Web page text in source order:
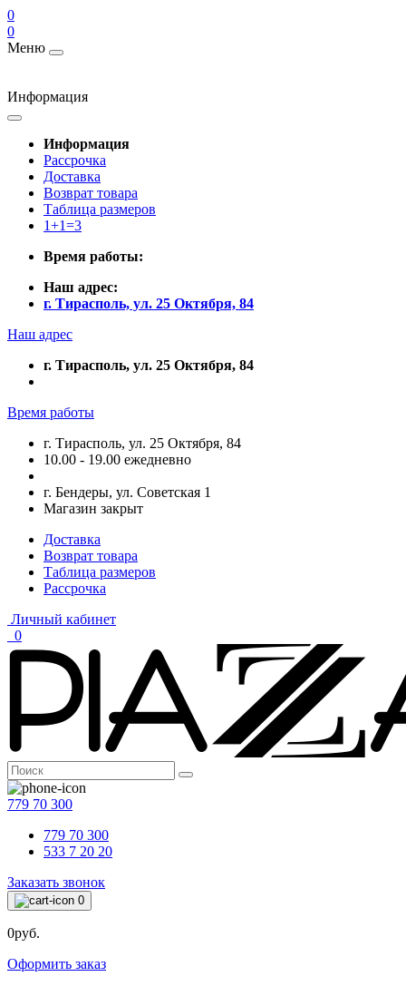
0
0
Меню
Информация
Информация
Рассрочка
Доставка
Возврат товара
Таблица размеров
1+1=3
Время работы:
Наш адрес:
г. Тирасполь, ул. 25 Октября, 84
Наш адрес
г. Тирасполь, ул. 25 Октября, 84
Время работы
г. Тирасполь, ул. 25 Октября, 84
10.00 - 19.00 ежедневно
г. Бендеры, ул. Советская 1
Магазин закрыт
Доставка
Возврат товара
Таблица размеров
Рассрочка
Личный кабинет
0
779 70 300
779 70 300
533 7 20 20
Заказать звонок
0
0руб.
Оформить заказ